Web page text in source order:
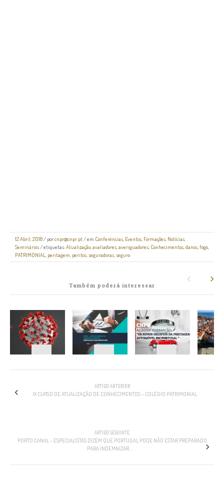
12 Abril, 2018 / porcnpr@cnpr.pt / em Conferências Eventos Formações Notícias
Seminários / etiquetas:Atualização avaliadores averiguadores Conhecimentos danos fogo
PATRIMONIAL peritagem peritos seguradoras seguro
Também poderá interessar
ARTIGO ANTERIOR
IX CURSO DE ATUALIZAÇÃO DE CONHECIMENTOS – COLÉGIO PATRIMONIAL
ARTIGO SEGUINTE
PORTO CANAL – ESPECIALISTAS DIZEM QUE PORTUGAL PODE NÃO ESTAR PREPARADO
PARA INDEMNIZAR…